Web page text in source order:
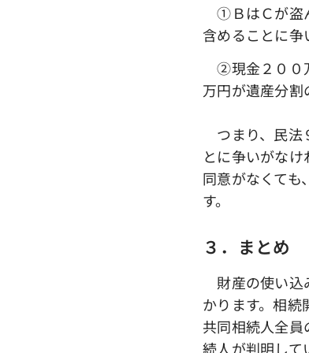
①ＢはＣが盗
含めることに
➁現金２００
万円が遺産分割
つまり、民法
とに争いがな
同意がなくて
す。
３．まとめ
財産の使い込
かります。相続
共同相続人全
続人が判明して